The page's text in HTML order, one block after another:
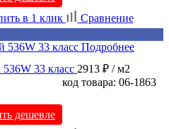
в 1 клик
Сравнение
Подробнее
33 класс 2913 ₽ / м2
код товара: 06-1863
дешевле